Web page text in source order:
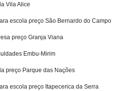
Vila Alice
escola preço São Bernardo do Campo
preço Granja Viana
Embu-Mirim
preço Parque das Nações
escola preço Itapecerica da Serra